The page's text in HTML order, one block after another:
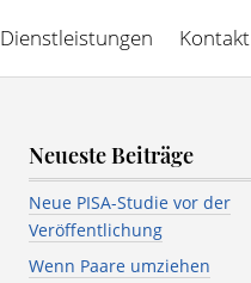
Dienstleistungen Kontakt
Neueste Beiträge
Neue PISA-Studie vor der
Veröffentlichung
Wenn Paare umziehen